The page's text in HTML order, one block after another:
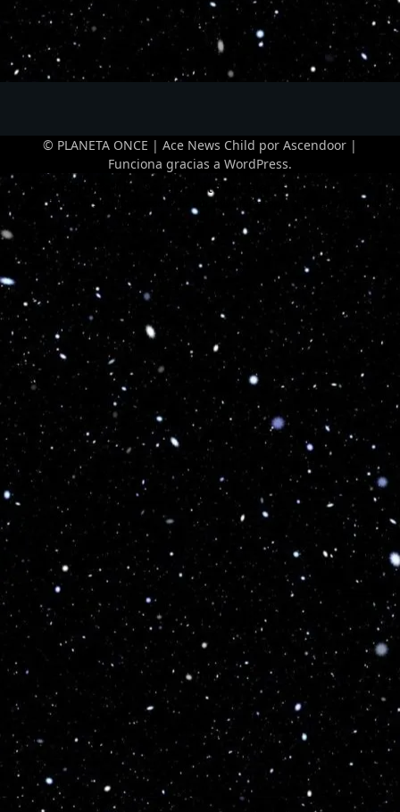
© PLANETA ONCE | Ace News Child por Ascendoor |
Funciona gracias a WordPress.
Optimized by Seraphinite Accelerator
Turns on site high speed to be attractive for people and search engines.